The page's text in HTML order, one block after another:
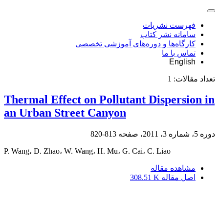
فهرست نشریات
سامانه نشر کتاب
کارگاه‌ها و دوره‌های آموزشی تخصصی
تماس با ما
English
تعداد مقالات: 1
Thermal Effect on Pollutant Dispersion in
an Urban Street Canyon
دوره 5، شماره 3، 2011، صفحه 813-820
P. Wang، D. Zhao، W. Wang، H. Mu، G. Cai، C. Liao
مشاهده مقاله
اصل مقاله 308.51 K